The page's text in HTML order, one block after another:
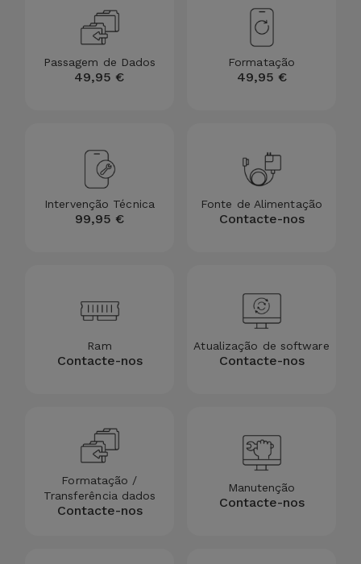
Telemóvel
Gadgets
Mobilidade,
Bicicleta
Computador
Acessórios
iPad e
Passagem de Dados
49,95 €
Formatação
49,95 €
Intervenção Técnica
99,95 €
Fonte de Alimentação
Contacte-nos
Ram
Contacte-nos
Atualização de software
Contacte-nos
Formatação /
Transferência dados
Contacte-nos
Manutenção
Contacte-nos